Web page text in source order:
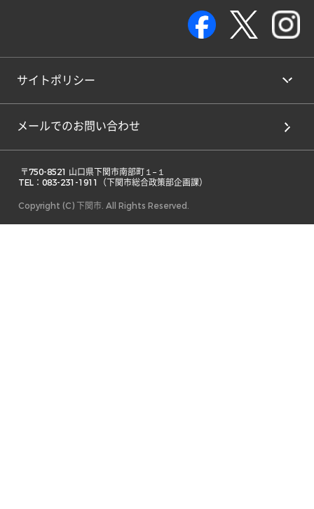
サイトポリシー
メールでのお問い合わせ
TEL：083-231-1911（下関市総合政策部企画課）
Copyright (C) 下関市. All Rights Reserved.